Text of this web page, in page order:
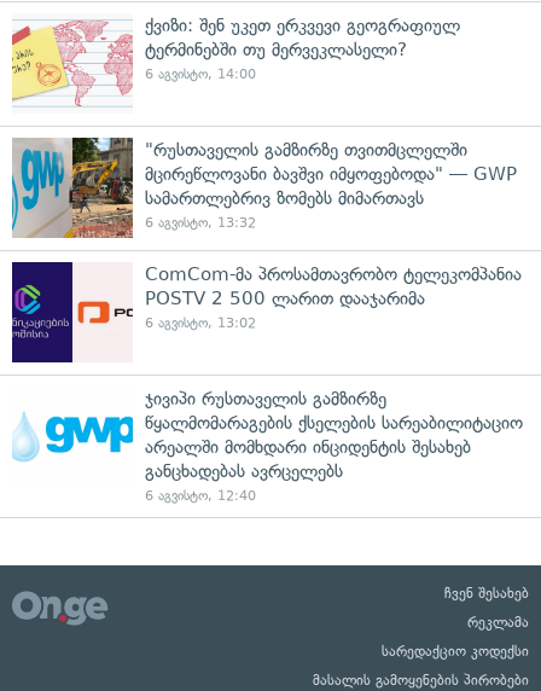
ქვიზი: შენ უკეთ ერკვევი გეოგრაფიულ
ტერმინებში თუ მერვეკლასელი?
6 აგვისტო, 14:00
"რუსთაველის გამზირზე თვითმცლელში
მცირეწლოვანი ბავშვი იმყოფებოდა" — GWP
სამართლებრივ ზომებს მიმართავს
6 აგვისტო, 13:32
ComCom-მა პროსამთავრობო ტელეკომპანია
POSTV 2 500 ლარით დააჯარიმა
6 აგვისტო, 13:02
ჯივიპი რუსთაველის გამზირზე
წყალმომარაგების ქსელების სარეაბილიტაციო
არეალში მომხდარი ინციდენტის შესახებ
განცხადებას ავრცელებს
6 აგვისტო, 12:40
ჩვენ შესახებ
რეკლამა
სარედაქციო კოდექსი
მასალის გამოყენების პირობები